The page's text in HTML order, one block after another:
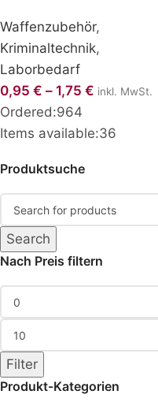
Produktsuche
Search
Nach Preis filtern
Filter
Produkt-Kategorien
Waffenzubehör,
Kriminaltechnik,
Laborbedarf
0,95 € – 1,75 € inkl. MwSt.
Ordered:964
Items available:36